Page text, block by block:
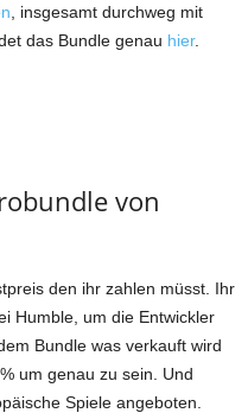
, insgesamt durchweg mit
das Bundle genau hier.
von
den ihr zahlen müsst. Ihr
Humble, um die Entwickler
Bundle was verkauft wird
um genau zu sein. Und
Spiele angeboten.